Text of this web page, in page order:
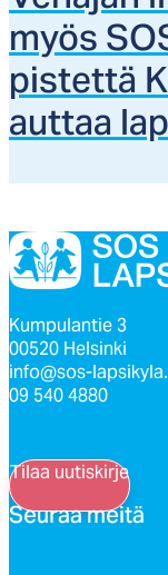
myös
pis­tet­tä
aut­taa
Kumpulantie 3
00520 Helsinki
info@sos-
09 540 4880
Tilaa uutiskirje
Seu­raa mei­tä